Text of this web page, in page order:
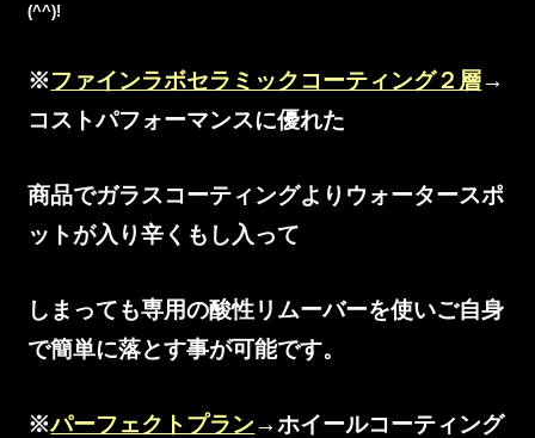
(^^)!
※ファインラボセラミックコーティング２層→
コストパフォーマンスに優れた
商品でガラスコーティングよりウォータースポ
ットが入り辛くもし入って
しまっても専用の酸性リムーバーを使いご自身
で簡単に落とす事が可能です。
※パーフェクトプラン→ホイールコーティング